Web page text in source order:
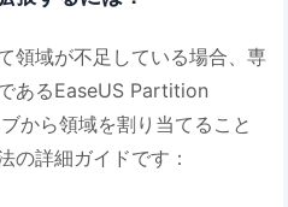
領域が不足している場合、専
あるEaseUS Partition
から領域を割り当てること
の詳細ガイドです：